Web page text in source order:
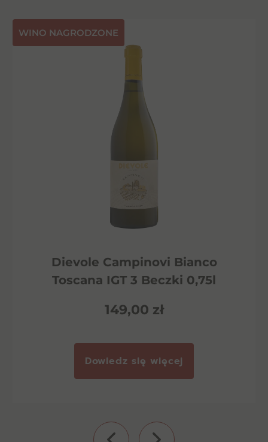
⁠WINO NAGRODZONE
Dievole Campinovi Bianco
Toscana IGT 3 Beczki 0,75l
149,00 zł
Dowiedz się więcej